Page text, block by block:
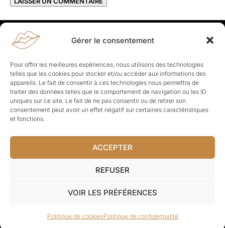
Gérer le consentement
Pour offrir les meilleures expériences, nous utilisons des technologies
telles que les cookies pour stocker et/ou accéder aux informations des
appareils. Le fait de consentir à ces technologies nous permettra de
traiter des données telles que le comportement de navigation ou les ID
uniques sur ce site. Le fait de ne pas consentir ou de retirer son
consentement peut avoir un effet négatif sur certaines caractéristiques
et fonctions.
ACCEPTER
REFUSER
VOIR LES PRÉFÉRENCES
Politique de cookiesPolitique de confidentialité
Rapporteuses
À propos de Rapporteuses :Rapporteuses, c’est l’histoire de
Parisiennes, bien dans leurs baskets qui aiment rapporter ce qui leur
cause, leur apporte et leur rapporte !
Les Topics
Société Politique Business Culture
Sport
Lifestyle
–CGV–À-propos–Contact